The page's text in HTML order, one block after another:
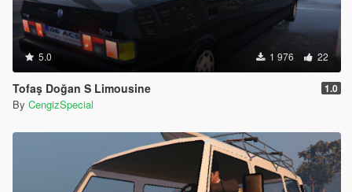
5.0 1 976 22
Tofaş Doğan S Limousine 1.0
By CengizSpecial